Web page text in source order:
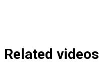
Related videos